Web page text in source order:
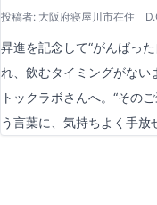
投稿者: 大阪府寝屋川市在住
昇進を記念して“がんばっ
れ、飲むタイミングがない
トックラボさんへ。“その
う言葉に、気持ちよく手放